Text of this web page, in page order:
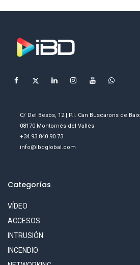
C/ Del Besòs, 12 | P.I. Can Buscarons de Baix
08170 Montornès del Vallès
+34 93 840 90 73
info@ibdglobal.com
Categorías
VÍDEO
ACCESOS
INTRUSIÓN
INCENDIO